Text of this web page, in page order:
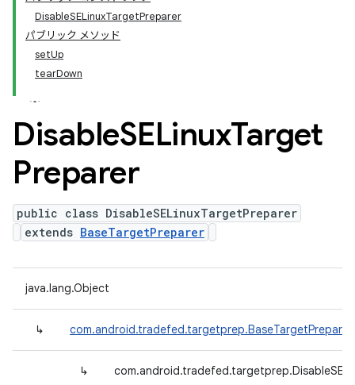
DisableSELinuxTargetPreparer
パブリック メソッド
setUp
tearDown
DisableSELinuxTarget
Preparer
public class DisableSELinuxTargetPreparer
extends BaseTargetPreparer
java.lang.Object
↳ com.android.tradefed.targetprep.BaseTargetPreparer
↳